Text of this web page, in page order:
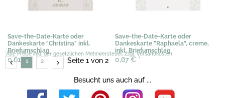
Save-the-Date-Karte oder
Dankeskarte "Christina" inkl.
Briefumschlag
0,61 €*
Save-the-Date-Karte oder
Dankeskarte "Raphaela", creme,
inkl. Briefumschlag
0,67 € *
*Alle Preise inkl. der gesetzlichen Mehrwersteuer, zzgl. Versandkosten
Seite 1 von 2
1 2
Besucht uns auch auf ...